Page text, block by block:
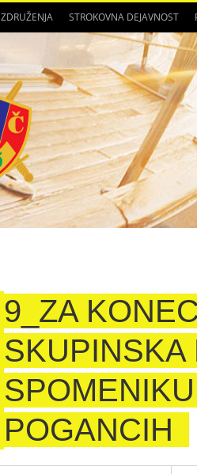
ZDRUŽENJA STROKOVNA DEJAVNOST
9_ZA
SKUPINSKA
POGANCIH